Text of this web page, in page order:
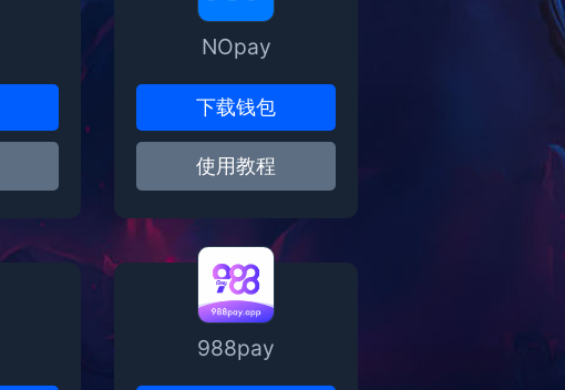
NOpay
下载钱包
使用教程
988pay